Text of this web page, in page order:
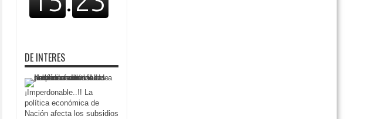
DE INTERES
¡Imperdonable..!! La
política económica de
Nación afecta los subsidios